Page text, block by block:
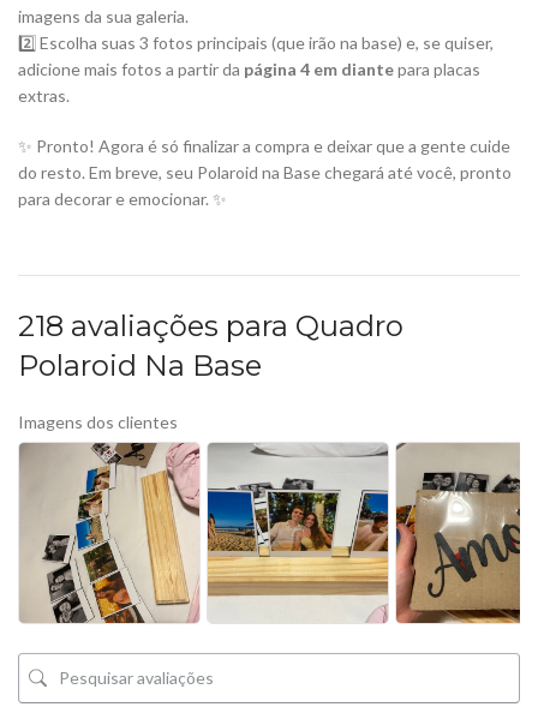
imagens da sua galeria.
2️⃣ Escolha suas 3 fotos principais (que irão na base) e, se quiser,
adicione mais fotos a partir da página 4 em diantepara placas
extras.
✨ Pronto! Agora é só finalizar a compra e deixar que a gente cuide
do resto. Em breve, seu Polaroid na Base chegará até você, pronto
para decorar e emocionar. ✨
218 avaliações para Quadro
Polaroid Na Base
Imagens dos clientes